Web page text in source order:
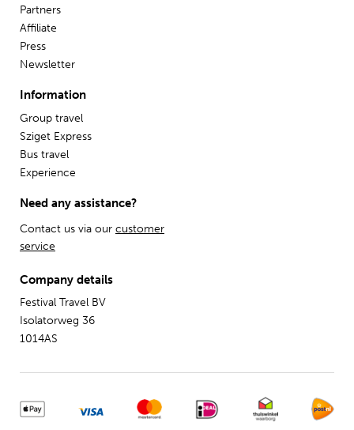
Partners
Affiliate
Press
Newsletter
Information
Group travel
Sziget Express
Bus travel
Experience
Need any assistance?
Contact us via our customer
service
Company details
Festival Travel BV
Isolatorweg 36
1014AS